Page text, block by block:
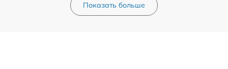
Показать больше